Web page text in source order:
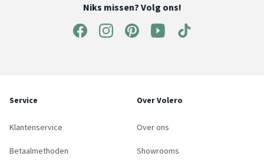
Niks missen? Volg ons!
Service
Klantenservice
Betaalmethoden
Over Volero
Over ons
Showrooms